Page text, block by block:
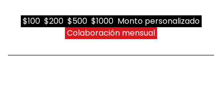
$100 $200 $500 $1000 Monto personalizado
Colaboración mensual